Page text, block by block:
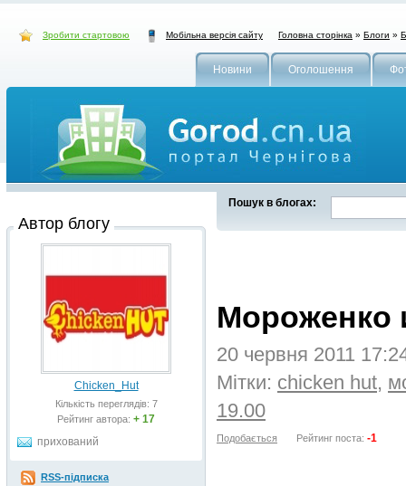
Зробити стартовою Мобільна версія сайту Головна сторінка » Блоги »
Новини Оголошення
Пошук в блогах:
Мороженко
20 червня 2011
Мітки: chicken hut,
19.00
Подобається Рейтинг поста: -1
Автор блогу
Chicken_Hut
Кількість переглядів: 7
Рейтинг автора: + 17
прихований
RSS-підписка